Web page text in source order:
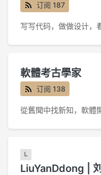
订阅 187
写写代码，做做设计，
軟體考古學家
订阅 138
從舊聞中找新知，軟體
LiuYanDdong |